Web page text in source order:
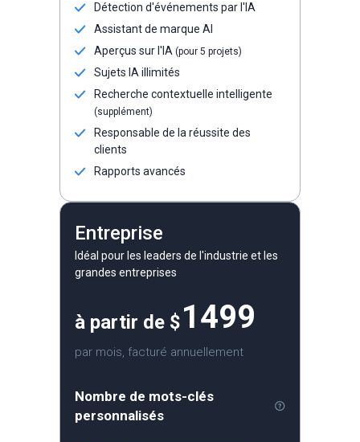
Détection d'événements par l'IA
Assistant de marque AI
Aperçus sur l'IA (pour 5 projets)
Sujets IA illimités
Recherche contextuelle intelligente
(supplément)
Responsable de la réussite des
clients
Rapports avancés
Entreprise
Idéal pour les leaders de l'industrie et les
grandes entreprises
à partir de $1499
par mois, facturé annuellement
Nombre de mots-clés
personnalisés